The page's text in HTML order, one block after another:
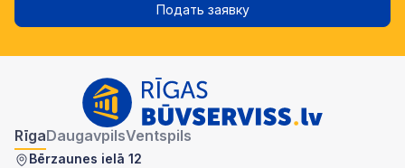
Подать заявку
RīgaDaugavpilsVentspils
Bērzaunes ielā 12